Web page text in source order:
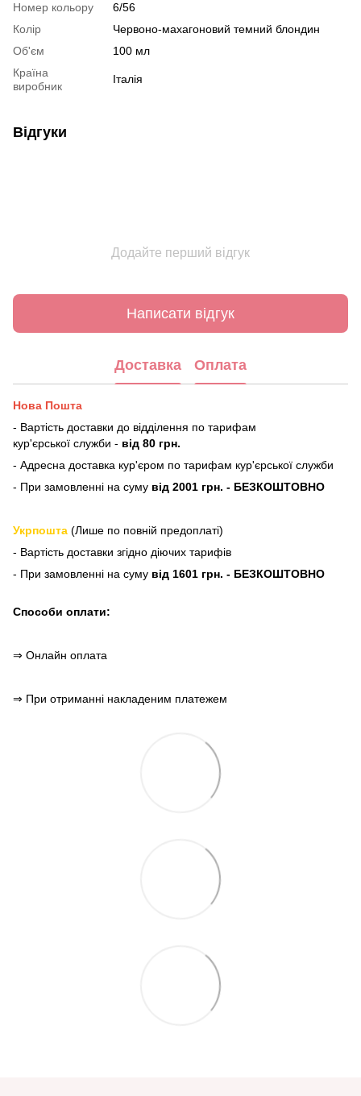
Номер кольору
6/56
Колір
Червоно-махагоновий темний блондин
Об'єм
100 мл
Країна
виробник
Італія
Відгуки
Додайте перший відгук
Написати відгук
Доставка Оплата
Нова Пошта
- Вартість доставки до відділення по тарифам
кур'єрської служби - від 80 грн.
- Адресна доставка кур'єром по тарифам кур'єрської служби
- При замовленні на суму від 2001 грн. - БЕЗКОШТОВНО
Укрпошта (Лише по повній предоплаті)
- Вартість доставки згідно діючих тарифів
- При замовленні на суму від 1601 грн. - БЕЗКОШТОВНО
Способи оплати:
⇒ Онлайн оплата
⇒ При отриманні накладеним платежем